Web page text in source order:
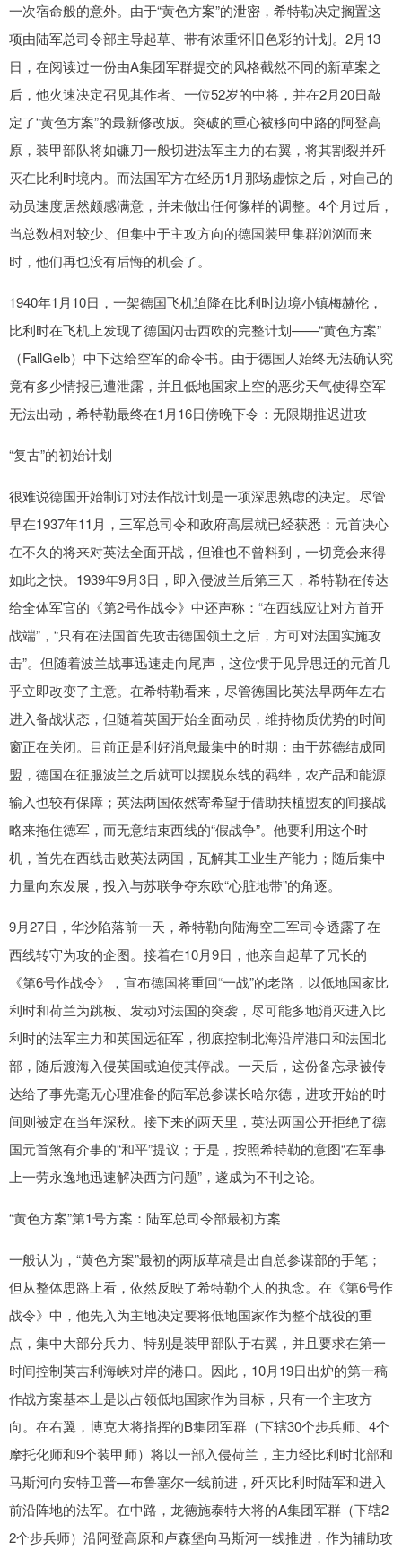
一次宿命般的意外。由于“黄色方案”的泄密，希特勒决定搁置这
项由陆军总司令部主导起草、带有浓重怀旧色彩的计划。2月13
日，在阅读过一份由A集团军群提交的风格截然不同的新草案之
后，他火速决定召见其作者、一位52岁的中将，并在2月20日敲
定了“黄色方案”的最新修改版。突破的重心被移向中路的阿登高
原，装甲部队将如镰刀一般切进法军主力的右翼，将其割裂并歼
灭在比利时境内。而法国军方在经历1月那场虚惊之后，对自己的
动员速度居然颇感满意，并未做出任何像样的调整。4个月过后，
当总数相对较少、但集中于主攻方向的德国装甲集群汹汹而来
时，他们再也没有后悔的机会了。
1940年1月10日，一架德国飞机迫降在比利时边境小镇梅赫伦，
比利时在飞机上发现了德国闪击西欧的完整计划——“黄色方案”
（FallGelb）中下达给空军的命令书。由于德国人始终无法确认究
竟有多少情报已遭泄露，并且低地国家上空的恶劣天气使得空军
无法出动，希特勒最终在1月16日傍晚下令：无限期推迟进攻
“复古”的初始计划
很难说德国开始制订对法作战计划是一项深思熟虑的决定。尽管
早在1937年11月，三军总司令和政府高层就已经获悉：元首决心
在不久的将来对英法全面开战，但谁也不曾料到，一切竟会来得
如此之快。1939年9月3日，即入侵波兰后第三天，希特勒在传达
给全体军官的《第2号作战令》中还声称：“在西线应让对方首开
战端”，“只有在法国首先攻击德国领土之后，方可对法国实施攻
击”。但随着波兰战事迅速走向尾声，这位惯于见异思迁的元首几
乎立即改变了主意。在希特勒看来，尽管德国比英法早两年左右
进入备战状态，但随着英国开始全面动员，维持物质优势的时间
窗正在关闭。目前正是利好消息最集中的时期：由于苏德结成同
盟，德国在征服波兰之后就可以摆脱东线的羁绊，农产品和能源
输入也较有保障；英法两国依然寄希望于借助扶植盟友的间接战
略来拖住德军，而无意结束西线的“假战争”。他要利用这个时
机，首先在西线击败英法两国，瓦解其工业生产能力；随后集中
力量向东发展，投入与苏联争夺东欧“心脏地带”的角逐。
9月27日，华沙陷落前一天，希特勒向陆海空三军司令透露了在
西线转守为攻的企图。接着在10月9日，他亲自起草了冗长的
《第6号作战令》，宣布德国将重回“一战”的老路，以低地国家比
利时和荷兰为跳板、发动对法国的突袭，尽可能多地消灭进入比
利时的法军主力和英国远征军，彻底控制北海沿岸港口和法国北
部，随后渡海入侵英国或迫使其停战。一天后，这份备忘录被传
达给了事先毫无心理准备的陆军总参谋长哈尔德，进攻开始的时
间则被定在当年深秋。接下来的两天里，英法两国公开拒绝了德
国元首煞有介事的“和平”提议；于是，按照希特勒的意图“在军事
上一劳永逸地迅速解决西方问题”，遂成为不刊之论。
“黄色方案”第1号方案：陆军总司令部最初方案
一般认为，“黄色方案”最初的两版草稿是出自总参谋部的手笔；
但从整体思路上看，依然反映了希特勒个人的执念。在《第6号作
战令》中，他先入为主地决定要将低地国家作为整个战役的重
点，集中大部分兵力、特别是装甲部队于右翼，并且要求在第一
时间控制英吉利海峡对岸的港口。因此，10月19日出炉的第一稿
作战方案基本上是以占领低地国家作为目标，只有一个主攻方
向。在右翼，博克大将指挥的B集团军群（下辖30个步兵师、4个
摩托化师和9个装甲师）将以一部入侵荷兰，主力经比利时北部和
马斯河向安特卫普—布鲁塞尔一线前进，歼灭比利时陆军和进入
前沿阵地的法军。在中路，龙德施泰特大将的A集团军群（下辖2
2个步兵师）沿阿登高原和卢森堡向马斯河一线推进，作为辅助攻